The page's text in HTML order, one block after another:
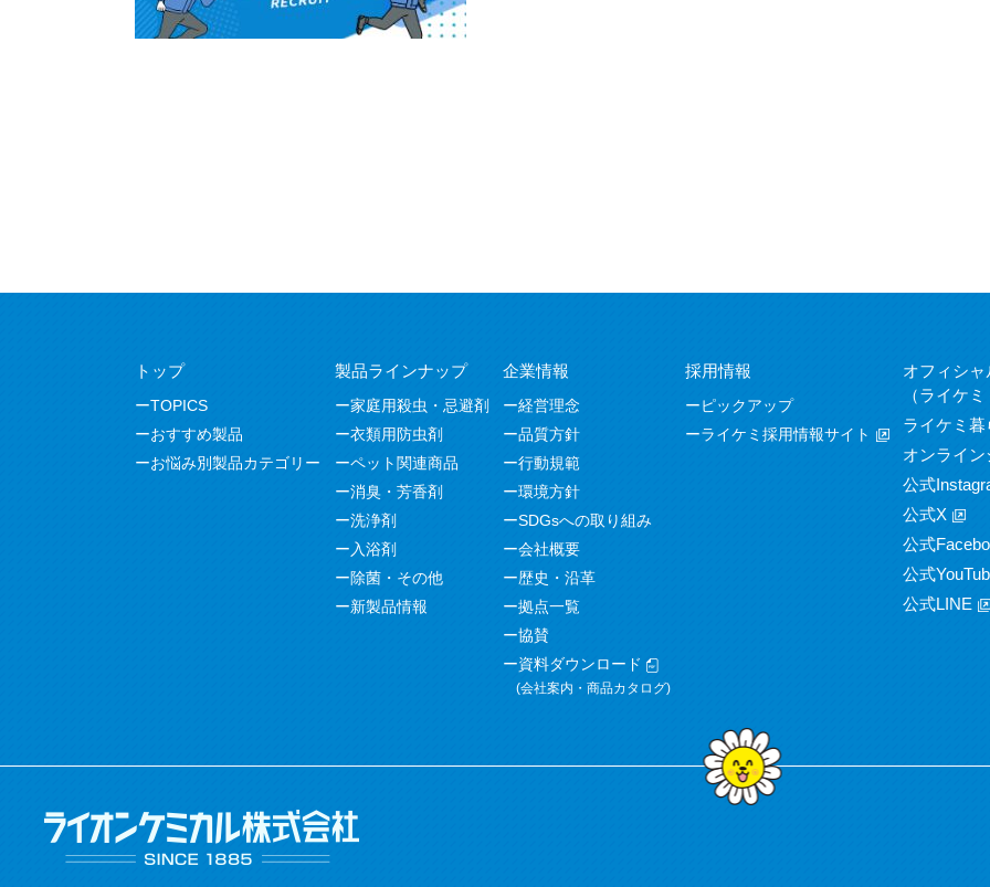
トップ
TOPICS
おすすめ製品
お悩み別製品カテゴリー
製品ラインナップ
家庭用殺虫・忌避剤
衣類用防虫剤
ペット関連商品
消臭・芳香剤
洗浄剤
入浴剤
除菌・その他
新製品情報
企業情報
経営理念
品質方針
行動規範
環境方針
SDGsへの取り組み
会社概要
歴史・沿革
拠点一覧
協賛
資料ダウンロード
(会社案内・商品カタログ)
採用情報
ピックアップ
ライケミ採用情報サイト
オフィシ
（ライケ
ライケミ
オンライ
公式
公式X
公式
公式
公式LINE